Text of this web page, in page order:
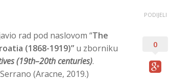
rad pod naslovom “The
(1868-1919)” u zborniku
(19th–20th centuries).
(Aracne, 2019.)
PODIJELI
0